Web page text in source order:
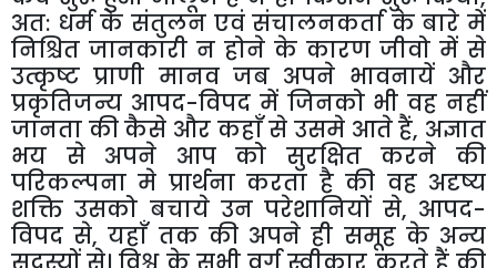
अत: धर्म के संतुलन एवं संचालनकर्ता के बारे में
निश्चित जानकारी न होने के कारण जीवो में से
उत्कृष्ट प्राणी मानव जब अपने भावनायें और
प्रकृतिजन्य आपद-विपद में जिनको भी वह नहीं
जानता की कैसे और कहाँ से उसमे आते हैं, अज्ञात
भय
से अपने आप को सुरक्षित करने
की
परिकल्पना मे प्रार्थना करता है की वह अदृष्य
शक्ति उसको बचाये उन परेशानियों से, आपद-
विपद से,यहाँ तक की अपने ही समूह के अन्य